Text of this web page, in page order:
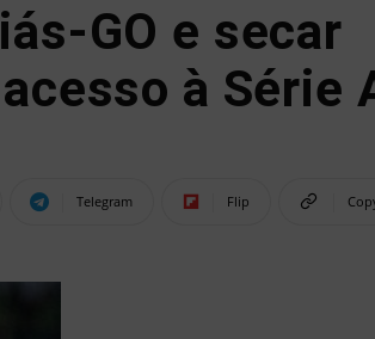
GO e secar
à Série
Telegram Flip